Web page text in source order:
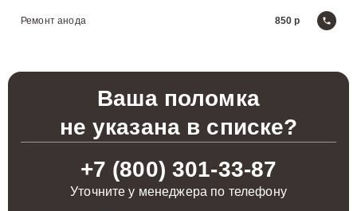
Ремонт анода 850
Ваша поломка
не указана в списке?
+7 (800) 301-33-87
Уточните у менеджера по телефону